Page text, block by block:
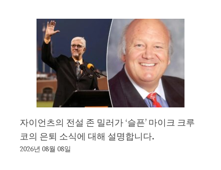
자이언츠의 전설 존 밀러가 ‘슬픈’ 마이크 크루
코의 은퇴 소식에 대해 설명합니다.
2026년 08월 08일